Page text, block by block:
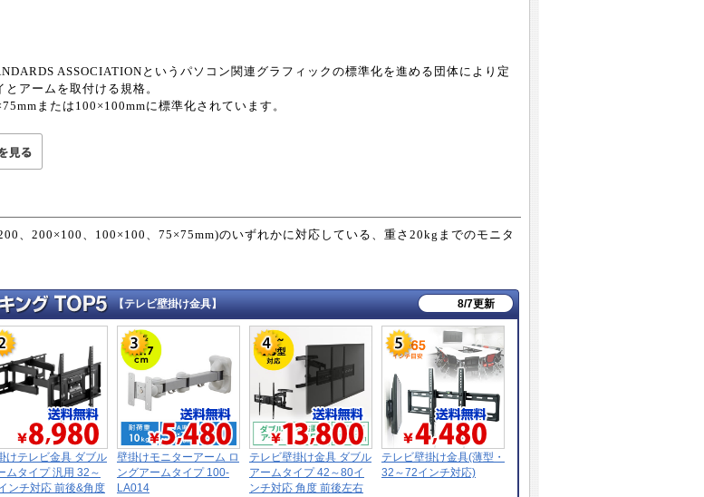
ASSOCIATIONというパソコン関連グラフィックの標準化を進める団体により定
アームを取付ける規格。
または100×100mmに標準化されています。
、200×100、100×100、75×75mm)のいずれかに対応している、重さ20kgまでのモニタ
【テレビ壁掛け金具】 8/7更新
けテレビ金具 ダブル
ムタイプ 汎用 32～
ンチ対応 前後&角度
壁掛けモニターアーム ロ
ングアームタイプ 100-
LA014
テレビ壁掛け金具 ダブル
アームタイプ 42～80イ
ンチ対応 角度 前後左右
テレビ壁掛け金具(薄型・
32～72インチ対応)